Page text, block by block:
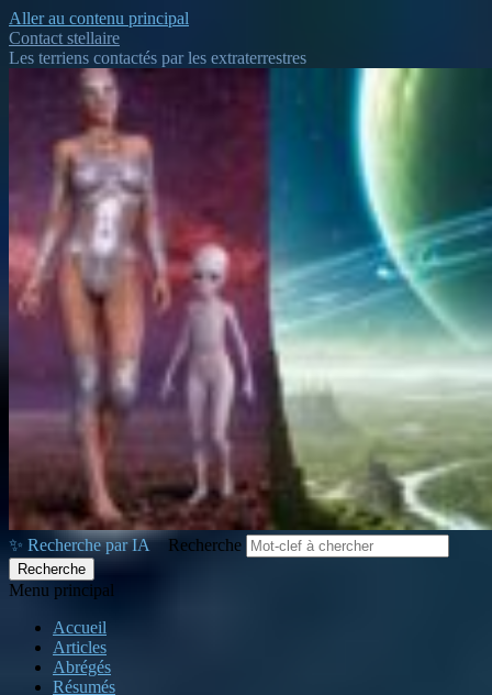
Aller au contenu principal
Contact stellaire
Les terriens contactés par les extraterrestres
✨ Recherche par IA Recherche
Menu principal
Accueil
Articles
Abrégés
Résumés